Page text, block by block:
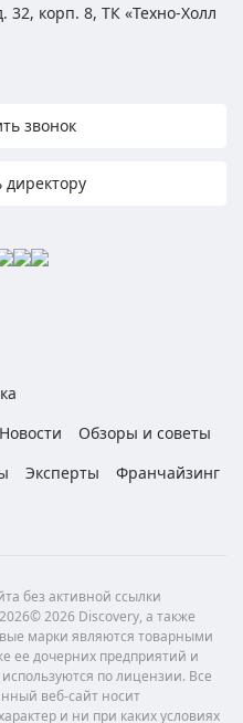
32, корп. 8, ТК «Техно-Холл
звонок
директору
Новости
Обзоры и советы
Эксперты
Франчайзинг
без активной ссылки
2026 Discovery, а также
марки являются товарными
ее дочерних предприятий и
по лицензии. Все
веб-сайт носит
и ни при каких условиях